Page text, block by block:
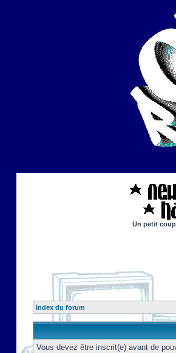
Un petit
Index du forum
Vous devez être inscrit(e) avant de